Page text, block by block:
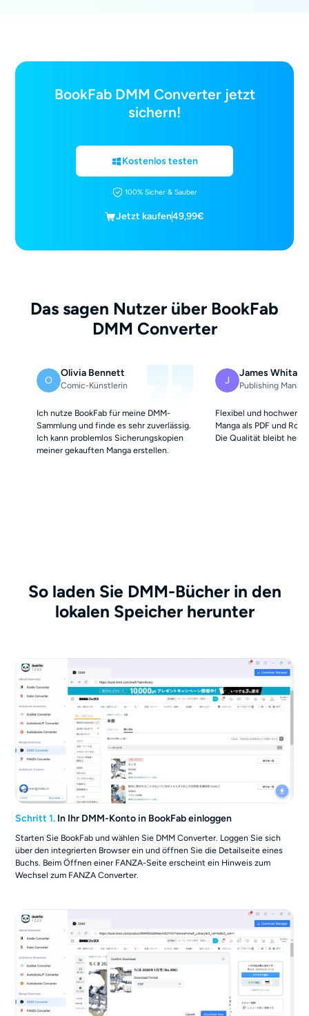
BookFab DMM Converter jetzt
sichern!
Kostenlos testen
100% Sicher & Sauber
Jetzt kaufen49,99€
Das sagen Nutzer über BookFab
DMM Converter
O
Olivia Bennett
Comic-Künstlerin
Ich nutze BookFab für meine DMM-
Sammlung und finde es sehr zuverlässig.
Ich kann problemlos Sicherungskopien
meiner gekauften Manga erstellen.
J
James
Publishing
Flexibel und
Manga als PDF und
Die Qualität bleibt
So laden Sie DMM-Bücher in den
lokalen Speicher herunter
Schritt 1. In Ihr DMM-Konto in BookFab einloggen
Starten Sie BookFab und wählen Sie DMM Converter. Loggen Sie sich
über den integrierten Browser ein und öffnen Sie die Detailseite eines
Buchs. Beim Öffnen einer FANZA-Seite erscheint ein Hinweis zum
Wechsel zum FANZA Converter.